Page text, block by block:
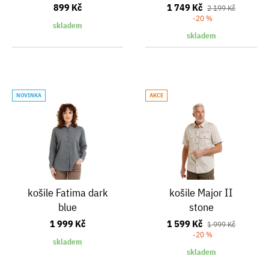
899 Kč
skladem
1 749 Kč 2 199 Kč
-20 %
skladem
NOVINKA
košile Fatima dark
blue
1 999 Kč
skladem
AKCE
košile Major II
stone
1 599 Kč 1 999 Kč
-20 %
skladem